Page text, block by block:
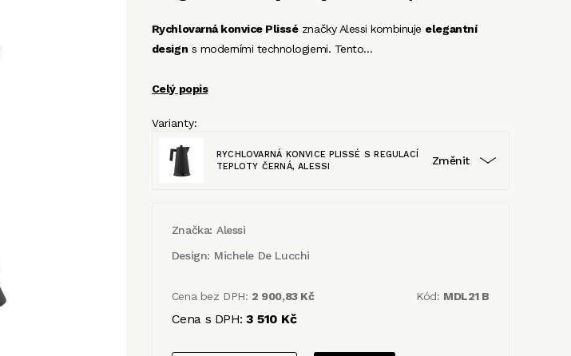
Rychlovarná konvice Plisséznačky Alessi kombinuje elegantní
design s moderními technologiemi. Tento…
Celý popis
Varianty:
RYCHLOVARNÁ KONVICE PLISSÉ S REGULACÍ
TEPLOTY ČERNÁ, ALESSI
Změnit
Značka: Alessi
Design: Michele De Lucchi
Cena bez DPH: 2 900,83 Kč
Cena s DPH:3 510 Kč
Kód: MDL21 B